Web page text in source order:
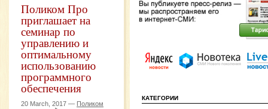
Поликом Про
приглашает на
семинар по
управлению и
оптимальному
использованию
программного
обеспечения
20 March, 2017 — Поликом
КАТЕГОРИИ